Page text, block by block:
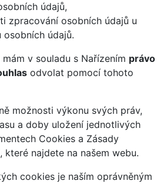
údajů,
zpracování osobních údajů u
osobních údajů.
v souladu s Nařízením právo
odvolat pomocí tohoto
možnosti výkonu svých práv,
a doby uložení jednotlivých
Cookies a Zásady
najdete na našem webu.
cookies je naším oprávněným